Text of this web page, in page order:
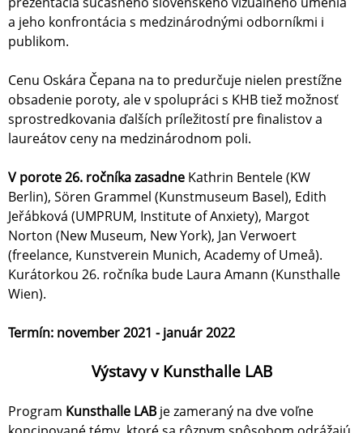
a jeho konfrontácia s medzinárodnými odborníkmi i
publikom.
Cenu Oskára Čepana na to predurčuje nielen prestížne
obsadenie poroty, ale v spolupráci s KHB tiež možnosť
sprostredkovania ďalších príležitostí pre finalistov a
laureátov ceny na medzinárodnom poli.
V porote 26. ročníka zasadne Kathrin Bentele (KW
Berlin), Sören Grammel (Kunstmuseum Basel), Edith
Jeřábková (UMPRUM, Institute of Anxiety), Margot
Norton (New Museum, New York), Jan Verwoert
(freelance, Kunstverein Munich, Academy of Umeå).
Kurátorkou 26. ročníka bude Laura Amann (Kunsthalle
Wien).
Termín: november 2021 - január 2022
Výstavy v Kunsthalle LAB
Program Kunsthalle LABje zameraný na dve voľne